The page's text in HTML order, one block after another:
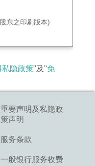
东之印刷版本)
私隐政策"及"免
重要声明及私隐政
策声明
服务条款
一般银行服务收费